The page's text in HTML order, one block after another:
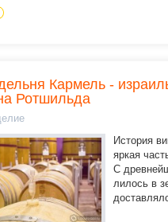
Кармель -
Ротшильда
История
яркая
С
лилось в